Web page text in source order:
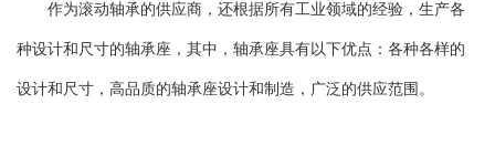
作为滚动轴承的供应商，还根据所有工业领域的经验，生产各
种设计和尺寸的轴承座，其中，轴承座具有以下优点：各种各样的
设计和尺寸，高品质的轴承座设计和制造，广泛的供应范围。